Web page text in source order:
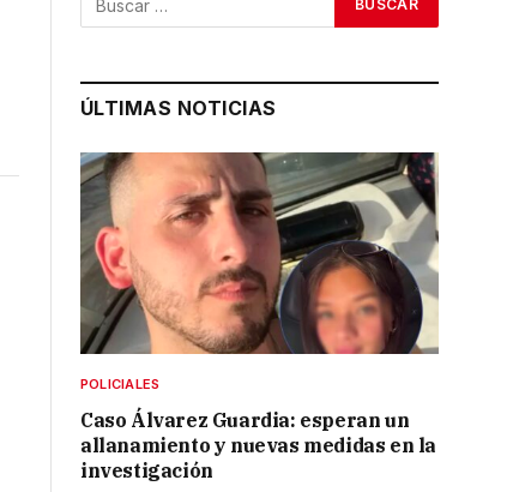
ÚLTIMAS NOTICIAS
POLICIALES
Caso Álvarez Guardia: esperan un
allanamiento y nuevas medidas en la
investigación